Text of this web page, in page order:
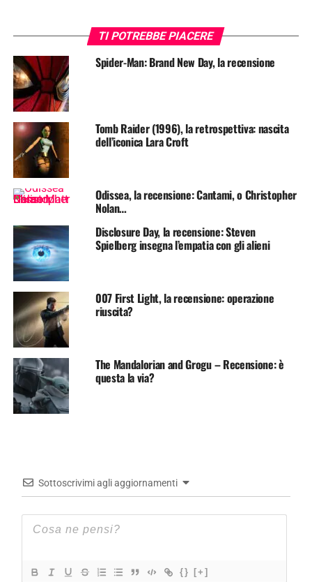
TI POTREBBE PIACERE
Spider-Man: Brand New Day, la recensione
Tomb Raider (1996), la retrospettiva: nascita
dell’iconica Lara Croft
Odissea, la recensione: Cantami, o Christopher
Nolan…
Disclosure Day, la recensione: Steven
Spielberg insegna l’empatia con gli alieni
007 First Light, la recensione: operazione
riuscita?
The Mandalorian and Grogu – Recensione: è
questa la via?
Sottoscrivimi agli aggiornamenti
{} [+]